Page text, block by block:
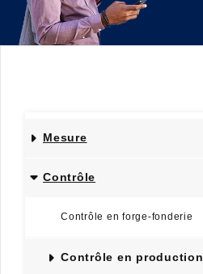
Mesure
Contrôle
Contrôle en forge-fonderie
Contrôle en production